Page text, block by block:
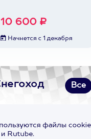
10 600 ₽
Начнется с 1 декабря
Все
файлы cookie
и Rutube.